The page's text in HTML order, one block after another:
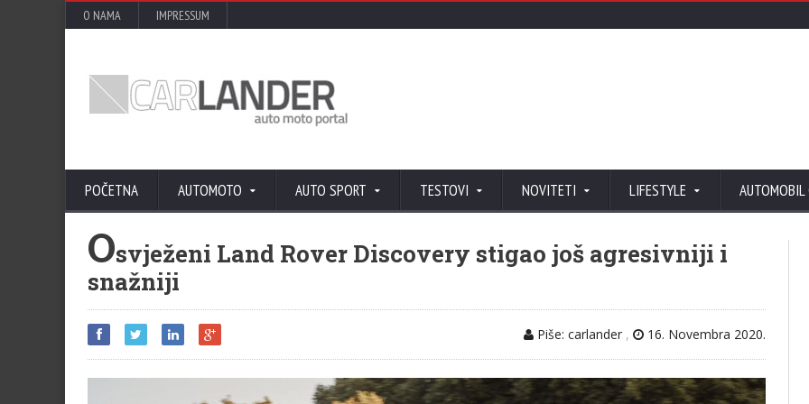
O NAMA IMPRESSUM
POČETNA AUTOMOTO AUTO SPORT TESTOVI NOVITETI LIFESTYLE AUTOMOBIL
Osvježeni Land Rover Discovery stigao još agresivniji i
snažniji
Piše: carlander , 16. Novembra 2020.